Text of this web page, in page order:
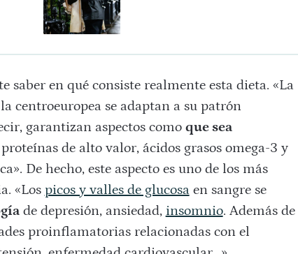
saber en qué consiste realmente esta dieta. «La
centroeuropea se adaptan a su patrón
garantizan aspectos como que sea
de alto valor, ácidos grasos omega-3 y
De hecho, este aspecto es uno de los más
«Los picos y valles de glucosaen sangre se
de depresión, ansiedad, insomnio. Además de
proinflamatorias relacionadas con el